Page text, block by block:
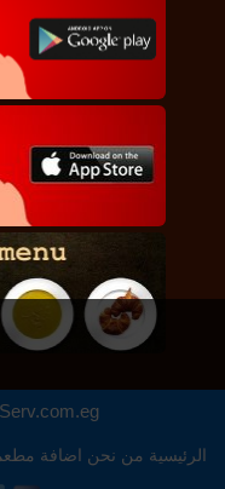
الرئيسية من نحن اضافة